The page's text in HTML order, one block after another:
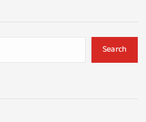
Search